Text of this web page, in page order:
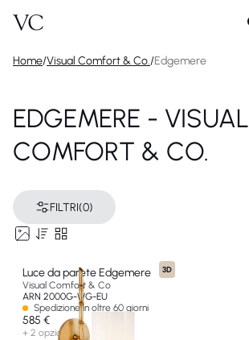
Home/Visual Comfort & Co./Edgemere
EDGEMERE - VISUAL
COMFORT & CO.
FILTRI(0)
3D
Luce da parete Edgemere
Visual Comfort & Co
ARN 2000G-WG-EU
Spedizione in oltre 60 giorni
585 €
+ 2 opzioni